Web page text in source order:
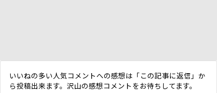
いいねの多い人気コメントへの感想は「この記事に返信」か
ら投稿出来ます。沢山の感想コメントをお待ちしてます。